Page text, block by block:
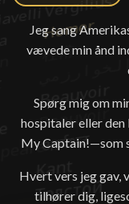
Jeg sang
vævede min ånd
Spørg mig om
hospitaler eller
My Captain!—som
Hvert vers jeg gav,
tilhører dig,